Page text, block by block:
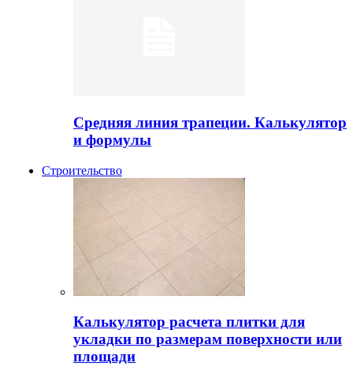
Средняя линия трапеции. Калькулятор
и формулы
Строительство
Калькулятор расчета плитки для
укладки по размерам поверхности или
площади